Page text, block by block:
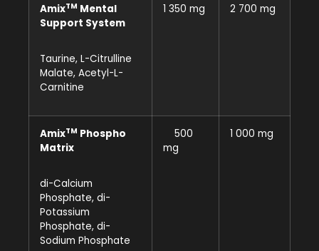
AmixTM Mental
Support System
Taurine, L-Citrulline
Malate, Acetyl-L-
Carnitine
1 350 mg 2 700 mg
AmixTM Phospho
Matrix
di-Calcium
Phosphate, di-
Potassium
Phosphate, di-
Sodium Phosphate
500
mg
1 000 mg